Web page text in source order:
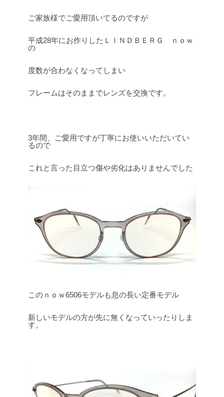
ご家族様でご愛用頂いてるのですが
平成28年にお作りしたＬＩＮＤＢＥＲＧ ｎｏｗ
の
度数が合わなくなってしまい
フレームはそのままでレンズを交換です。
3年間、ご愛用ですが丁寧にお使いいただいてい
るので
これと言った目立つ傷や劣化はありませんでした
このｎｏｗ6506モデルも息の長い定番モデル
新しいモデルの方が先に無くなっていったりしま
す。